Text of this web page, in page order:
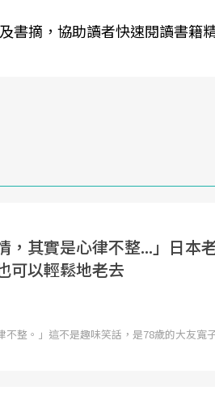
書摘，協助讀者快速閱讀書籍
，其實是心律不整...」日本
可以輕鬆地老去
不整。」這不是趣味笑話，是78歲的大友寬